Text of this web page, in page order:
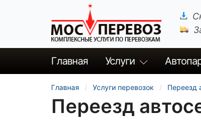
Главная Услуги
Главная Услуги перевозок Переезд
Переезд